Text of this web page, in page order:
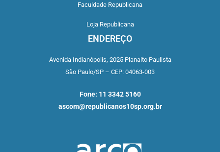
Faculdade Republicana
Loja Republicana
ENDEREÇO
Avenida Indianópolis, 2025 Planalto Paulista
São Paulo/SP – CEP: 04063-003
Fone: 11 3342 5160
ascom@republicanos10sp.org.br